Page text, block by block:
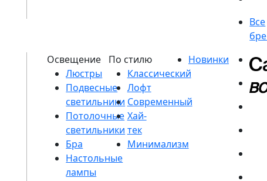
Люстры
Подвесные
светильники
Потолочные
светильники
Бра
Настольные
лампы